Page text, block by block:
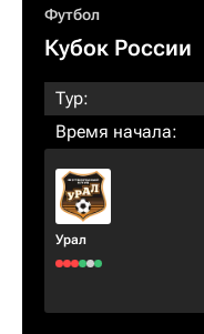
Футбол
Кубок России
Тур:
Время начала:
Урал